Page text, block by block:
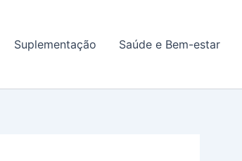
Suplementação Saúde e Bem-estar